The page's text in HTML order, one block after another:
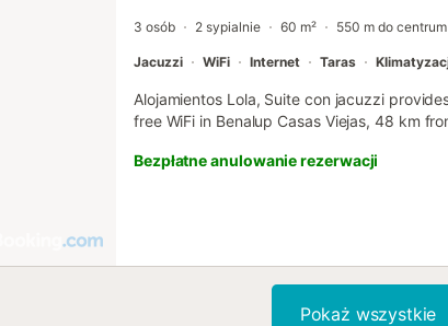
3 osób 2 sypialnie 60 m² 550 m do
Jacuzzi WiFi Internet Taras
Alojamientos Lola, Suite con jacuzzi
free WiFi in Benalup Casas Viejas, 48 km
Bezpłatne anulowanie rezerwacji
Pokaż wszystkie